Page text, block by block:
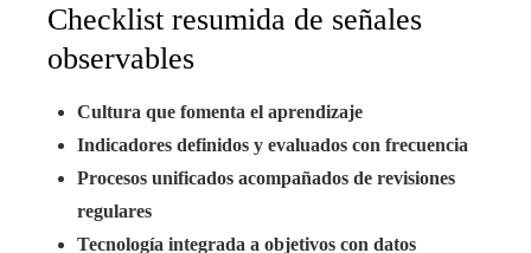
Checklist resumida de señales
observables
Cultura que fomenta el aprendizaje
Indicadores definidos y evaluados con frecuencia
Procesos unificados acompañados de revisiones
regulares
Tecnología integrada a objetivos con datos